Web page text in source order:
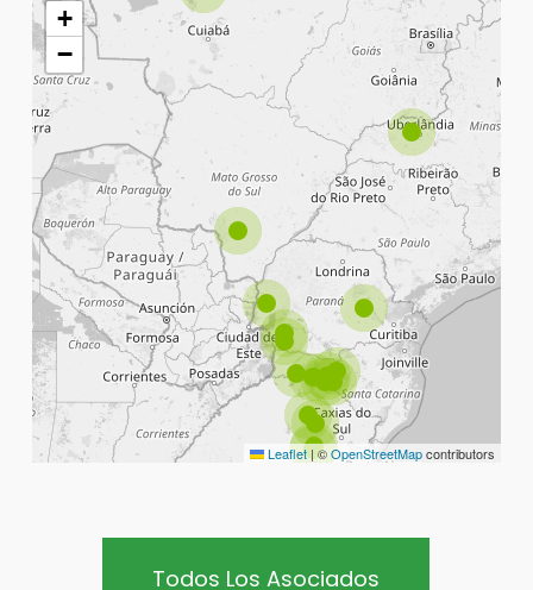
+
−
Leaflet | ©OpenStreetMapcontributors
Todos Los Asociados